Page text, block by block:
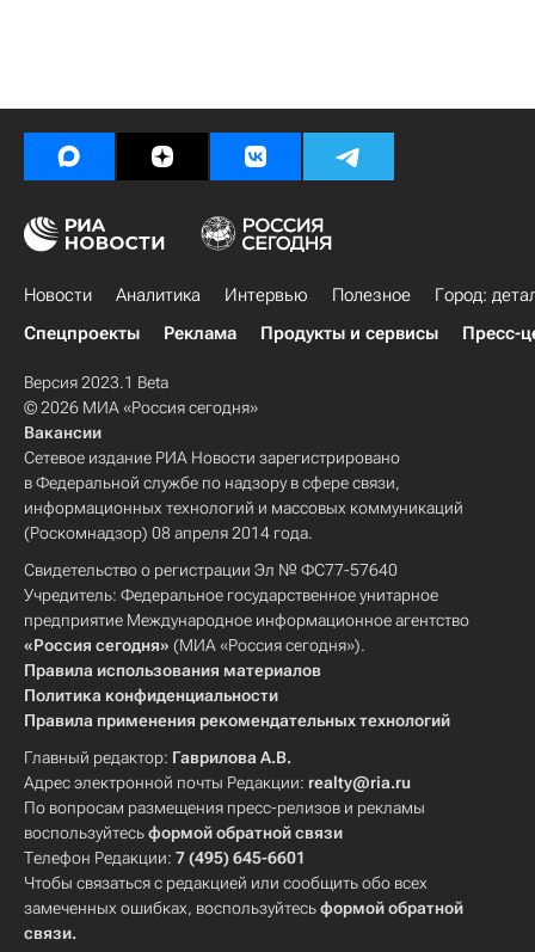
Новости Аналитика Интервью Полезное
Город:
Спецпроекты
Реклама Продукты и сервисы Пресс-
Версия 2023.1 Beta
© 2026 МИА «Россия сегодня»
Вакансии
Сетевое издание РИА Новости зарегистрировано
в Федеральной службе по надзору в сфере связи,
информационных технологий и массовых коммуникаций
(Роскомнадзор) 08 апреля 2014 года.
Свидетельство о регистрации Эл № ФС77-57640
Учредитель: Федеральное государственное унитарное
предприятие Международное информационное агентство
«Россия сегодня» (МИА «Россия сегодня»).
Правила использования материалов
Политика конфиденциальности
Правила применения рекомендательных технологий
Главный редактор: Гаврилова А.В.
Адрес электронной почты Редакции: realty@ria.ru
По вопросам размещения пресс-релизов и рекламы
воспользуйтесьформой обратной связи
Телефон Редакции: 7 (495) 645-6601
Чтобы связаться с редакцией или сообщить обо всех
замеченных ошибках, воспользуйтесьформой обратной
связи.